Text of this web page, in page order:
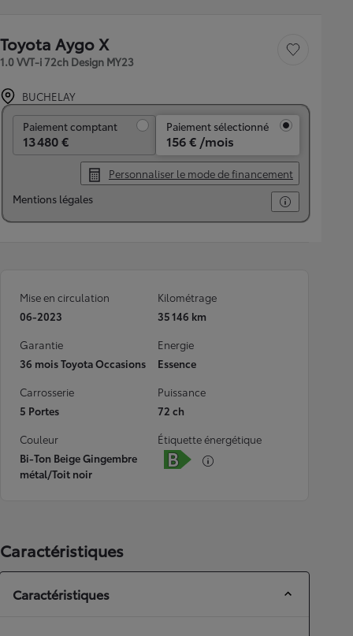
Toyota Aygo X
1.0 VVT-i 72ch Design MY23
Sauvegarder le
BUCHELAY
Paiement comptant
13 480 €
Paiement sélectionné
156 € /mois
Personnaliser le mode de financement
Mentions légales
Mise en circulation
06-2023
Kilométrage
35 146 km
Garantie
36 mois Toyota Occasions
Energie
Essence
Carrosserie
5 Portes
Puissance
72 ch
Couleur
Bi-Ton Beige Gingembre
métal/Toit noir
Étiquette énergétique
Caractéristiques
Caractéristiques